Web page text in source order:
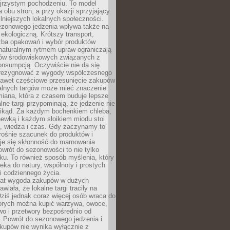
pochodzeniu. To model
obu stron, a przy okazji sprzyjający
lokalnych społeczności.
jedzenia wpływa także na
Krótszy transport,
opakowań i wybór produktów
rytmem upraw ograniczają
środowiskowych związanych z
Oczywiście nie da się
z wygody współczesnego
częściowe przesunięcie zakupów
targów może mieć znaczenie.
która z czasem buduje lepsze
targi przypominają, że jedzenie nie
Za każdym bochenkiem chleba,
i każdym słoikiem miodu stoi
wiedza i czas. Gdy zaczynamy to
szacunek do produktów i
się skłonność do marnowania
do sezonowości to nie tylko
To również sposób myślenia, który
do natury, wspólnoty i prostych
codziennego życia.
wygoda zakupów w dużych
że lokalne targi traciły na
jednak coraz więcej osób wraca do
można kupić warzywa, owoce,
i przetwory bezpośrednio od
Powrót do sezonowego jedzenia i
nie wynika wyłącznie z